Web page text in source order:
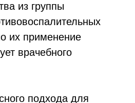
из группы
их применение
врачебного
подхода для